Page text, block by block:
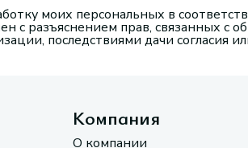
моих персональных в
с разъяснением прав, связанных с
последствиями дачи согласия
Компания
О компании